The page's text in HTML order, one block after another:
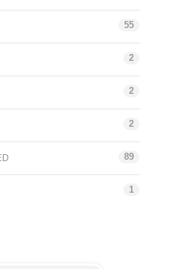
55
2
2
2
89
1